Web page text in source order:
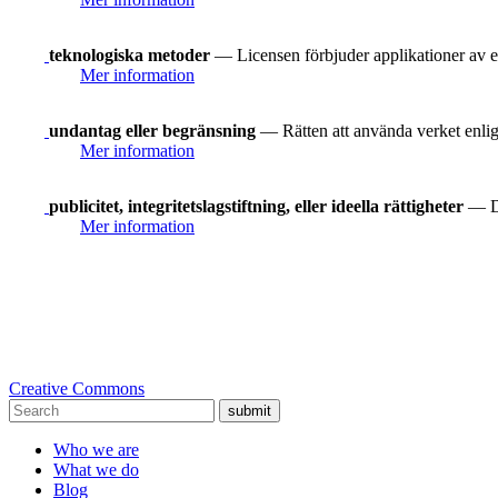
teknologiska metoder — Licensen förbjuder applikationer av
Mer information
undantag eller begränsning — Rätten att använda verket
Mer information
publicitet, integritetslagstiftning, eller ideella rättigheter —
Mer information
Creative Commons
submit
Who we are
What we do
Blog